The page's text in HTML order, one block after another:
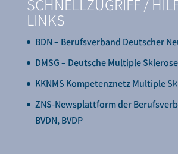
SCHNELLZUGRIFF /
LINKS
BDN – Berufsverband Deutscher
DMSG – Deutsche Multiple
KKNMS Kompetenznetz Multiple
ZNS-Newsplattform der
BVDN, BVDP